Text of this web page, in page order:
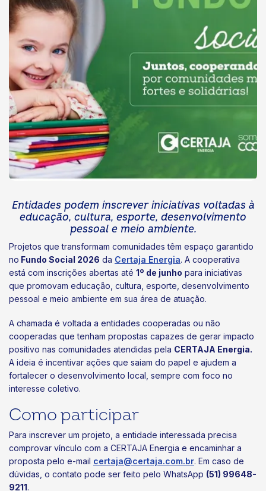
Entidades podem inscrever iniciativas voltadas à
educação, cultura, esporte, desenvolvimento
pessoal e meio ambiente.
Projetos que transformam comunidades têm espaço garantido
no Fundo Social 2026 da Certaja Energia. A cooperativa
está com inscrições abertas até 1º de junho para iniciativas
que promovam educação, cultura, esporte, desenvolvimento
pessoal e meio ambiente em sua área de atuação.
A chamada é voltada a entidades cooperadas ou não
cooperadas que tenham propostas capazes de gerar impacto
positivo nas comunidades atendidas pela CERTAJA Energia.
A ideia é incentivar ações que saiam do papel e ajudem a
fortalecer o desenvolvimento local, sempre com foco no
interesse coletivo.
Como participar
Para inscrever um projeto, a entidade interessada precisa
comprovar vínculo com a CERTAJA Energia e encaminhar a
proposta pelo e-mail certaja@certaja.com.br. Em caso de
dúvidas, o contato pode ser feito pelo WhatsApp (51) 99648-
9211.